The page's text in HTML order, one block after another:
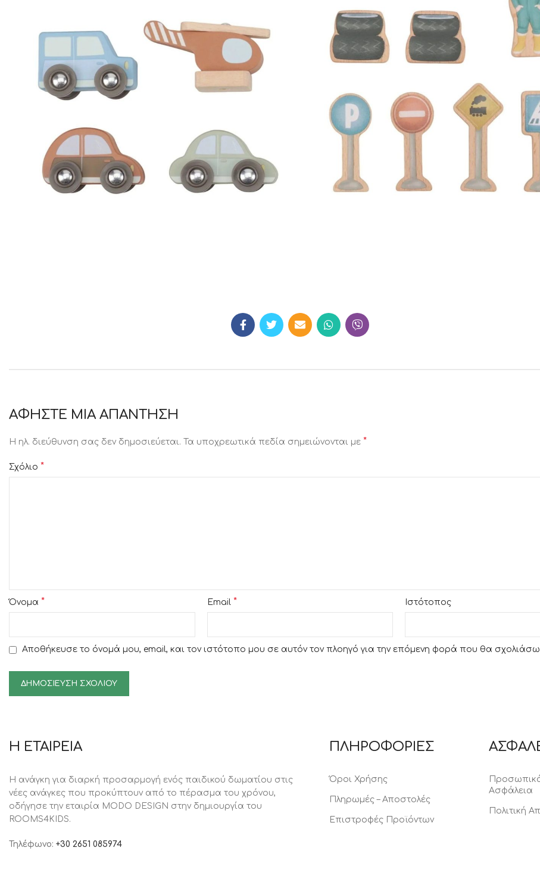
ΑΦΉΣΤΕ ΜΙΑ ΑΠΆΝΤΗΣΗ
Η ηλ. διεύθυνση σας δεν δημοσιεύεται. Τα υποχρεωτικά πεδία σημειώνονται με *
Σχόλιο *
Όνομα * Email * Ιστότοπος
Αποθήκευσε το όνομά μου, email, και τον ιστότοπο μου σε αυτόν τον πλοηγό για την επόμενη φορά που θα
Η ΕΤΑΙΡΕΙΑ
Η ανάγκη για διαρκή προσαρμογή ενός παιδικού δωματίου στις
νέες ανάγκες που προκύπτουν από το πέρασμα του χρόνου,
oδήγησε την εταιρία MODO DESIGN στην δημιουργία του
ROOMS4KIDS.
Τηλέφωνο: +30 2651 085974
ΠΛΗΡΟΦΟΡΙΕΣ
Όροι Χρήσης
Πληρωμές – Αποστολές
Επιστροφές Προϊόντων
Ασφάλεια
Πολιτική